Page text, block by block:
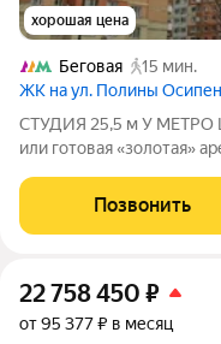
хорошая цена
Беговая
15 мин.
ЖК на ул. Полины
СТУДИЯ 25,5 м У МЕТРО ЦСКА Идеальный старт
или готовая «золотая» аренда. Локация: 5 минут
Что внутри: Готовая
арендовать «под
Позвонить
22 758 450 ₽
от 95 377 ₽ в месяц